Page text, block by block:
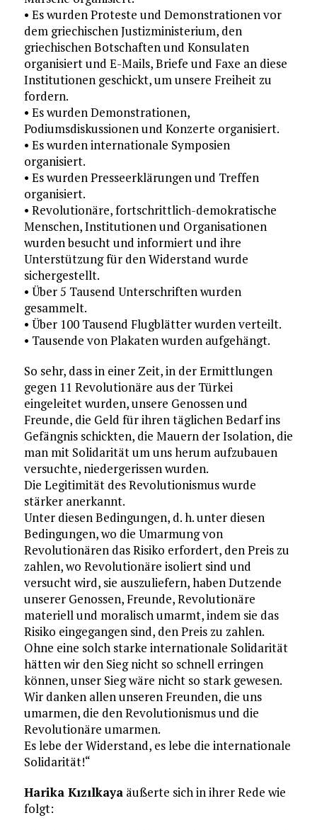
• Es wurden Proteste und Demonstrationen vor
dem griechischen Justizministerium, den
griechischen Botschaften und Konsulaten
organisiert und E-Mails, Briefe und Faxe an diese
Institutionen geschickt, um unsere Freiheit zu
fordern.
• Es wurden Demonstrationen,
Podiumsdiskussionen und Konzerte organisiert.
• Es wurden internationale Symposien
organisiert.
• Es wurden Presseerklärungen und Treffen
organisiert.
• Revolutionäre, fortschrittlich-demokratische
Menschen, Institutionen und Organisationen
wurden besucht und informiert und ihre
Unterstützung für den Widerstand wurde
sichergestellt.
• Über 5 Tausend Unterschriften wurden
gesammelt.
• Über 100 Tausend Flugblätter wurden verteilt.
• Tausende von Plakaten wurden aufgehängt.
So sehr, dass in einer Zeit, in der Ermittlungen
gegen 11 Revolutionäre aus der Türkei
eingeleitet wurden, unsere Genossen und
Freunde, die Geld für ihren täglichen Bedarf ins
Gefängnis schickten, die Mauern der Isolation, die
man mit Solidarität um uns herum aufzubauen
versuchte, niedergerissen wurden.
Die Legitimität des Revolutionismus wurde
stärker anerkannt.
Unter diesen Bedingungen, d. h. unter diesen
Bedingungen, wo die Umarmung von
Revolutionären das Risiko erfordert, den Preis zu
zahlen, wo Revolutionäre isoliert sind und
versucht wird, sie auszuliefern, haben Dutzende
unserer Genossen, Freunde, Revolutionäre
materiell und moralisch umarmt, indem sie das
Risiko eingegangen sind, den Preis zu zahlen.
Ohne eine solch starke internationale Solidarität
hätten wir den Sieg nicht so schnell erringen
können, unser Sieg wäre nicht so stark gewesen.
Wir danken allen unseren Freunden, die uns
umarmen, die den Revolutionismus und die
Revolutionäre umarmen.
Es lebe der Widerstand, es lebe die internationale
Solidarität!“
Harika Kızılkayaäußerte sich in ihrer Rede wie
folgt: